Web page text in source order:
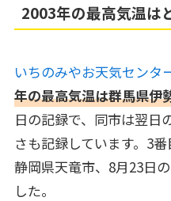
2003年の最高気温は
いちのみやお天気センタ
年の最高気温は群馬県
日の記録で、同市は翌日
さも記録しています。3
静岡県天竜市、8月23日
した。